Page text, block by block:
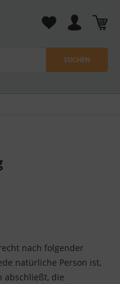
SUCHEN
nach folgender
natürliche Person ist,
abschließt, die